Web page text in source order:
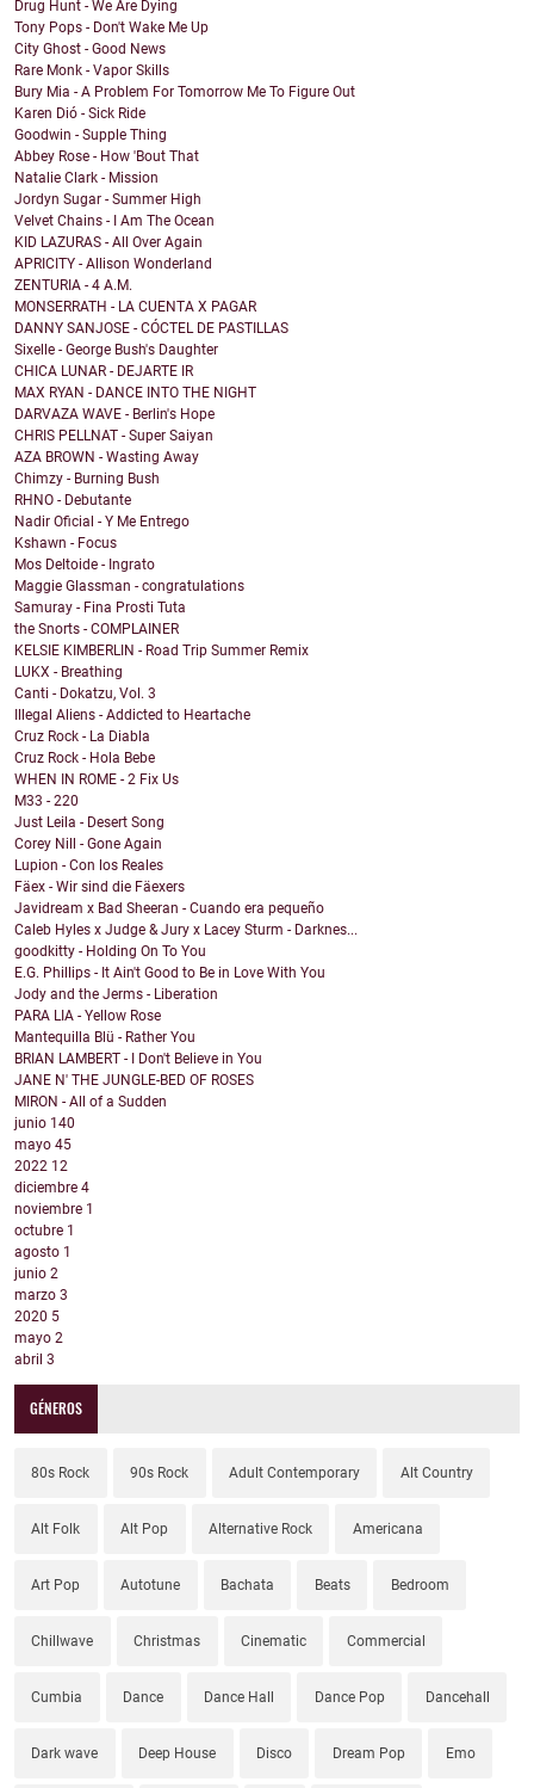
Drug Hunt - We Are Dying
Tony Pops - Don't Wake Me Up
City Ghost - Good News
Rare Monk - Vapor Skills
Bury Mia - A Problem For Tomorrow Me To Figure Out
Karen Dió - Sick Ride
Goodwin - Supple Thing
Abbey Rose - How 'Bout That
Natalie Clark - Mission
Jordyn Sugar - Summer High
Velvet Chains - I Am The Ocean
KID LAZURAS - All Over Again
APRICITY - Allison Wonderland
ZENTURIA - 4 A.M.
MONSERRATH - LA CUENTA X PAGAR
DANNY SANJOSE - CÓCTEL DE PASTILLAS
Sixelle - George Bush's Daughter
CHICA LUNAR - DEJARTE IR
MAX RYAN - DANCE INTO THE NIGHT
DARVAZA WAVE - Berlin's Hope
CHRIS PELLNAT - Super Saiyan
AZA BROWN - Wasting Away
Chimzy - Burning Bush
RHNO - Debutante
Nadir Oficial - Y Me Entrego
Kshawn - Focus
Mos Deltoide - Ingrato
Maggie Glassman - congratulations
Samuray - Fina Prosti Tuta
the Snorts - COMPLAINER
KELSIE KIMBERLIN - Road Trip Summer Remix
LUKX - Breathing
Canti - Dokatzu, Vol. 3
Illegal Aliens - Addicted to Heartache
Cruz Rock - La Diabla
Cruz Rock - Hola Bebe
WHEN IN ROME - 2 Fix Us
M33 - 220
Just Leila - Desert Song
Corey Nill - Gone Again
Lupion - Con los Reales
Fäex - Wir sind die Fäexers
Javidream x Bad Sheeran - Cuando era pequeño
Caleb Hyles x Judge & Jury x Lacey Sturm - Darknes...
goodkitty - Holding On To You
E.G. Phillips - It Ain't Good to Be in Love With You
Jody and the Jerms - Liberation
PARA LIA - Yellow Rose
Mantequilla Blü - Rather You
BRIAN LAMBERT - I Don't Believe in You
JANE N' THE JUNGLE-BED OF ROSES
MIRON - All of a Sudden
junio 140
mayo 45
2022 12
diciembre 4
noviembre 1
octubre 1
agosto 1
junio 2
marzo 3
2020 5
mayo 2
abril 3
GÉNEROS
80s Rock 90s Rock Adult Contemporary Alt Country
Alt Folk Alt Pop Alternative Rock Americana
Art Pop Autotune Bachata Beats Bedroom
Chillwave Christmas Cinematic Commercial
Cumbia Dance Dance Hall Dance Pop Dancehall
Dark wave Deep House Disco Dream Pop Emo